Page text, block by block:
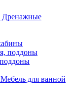
Дренажные
Мебель для ванной